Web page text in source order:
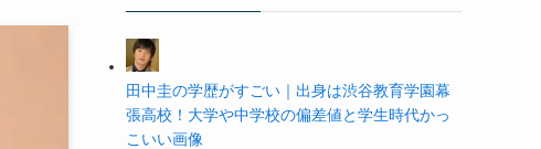
田中圭の学歴がすごい｜出身は渋谷教育学園幕
張高校！大学や中学校の偏差値と学生時代かっ
こいい画像